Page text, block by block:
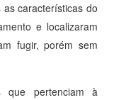
características do
e localizaram
fugir, porém sem
que pertenciam à